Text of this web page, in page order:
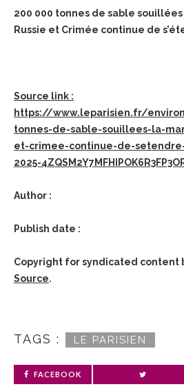
200 000 tonnes de sable
Russie et Crimée continue de
Source link :
https://www.leparisien.fr/
tonnes-de-sable-souillees-la-
et-crimee-continue-de-
2025-
Author :
Publish date :
Copyright for syndicated content
Source.
TAGS : LE PARISIEN
FACEBOOK